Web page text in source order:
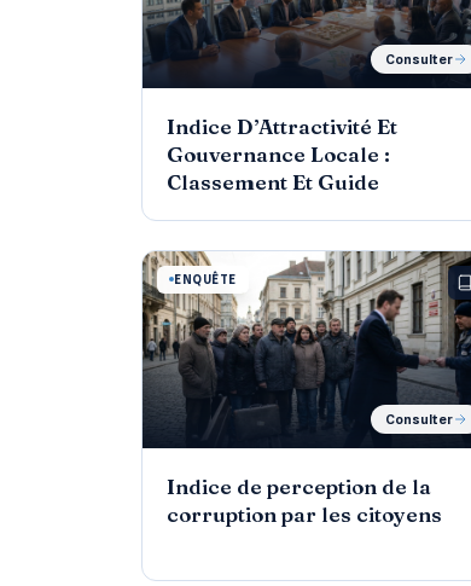
Consulter
Indice D’Attractivité Et
Gouvernance Locale :
Classement Et Guide
ENQUÊTE
Consulter
Indice de perception de la
corruption par les citoyens